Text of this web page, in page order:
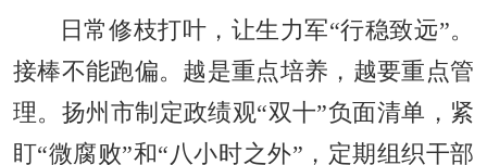
日常修枝打叶，让生力军“行稳致远”。
接棒不能跑偏。越是重点培养，越要重点管
理。扬州市制定政绩观“双十”负面清单，紧
盯“微腐败”和“八小时之外”，定期组织干部